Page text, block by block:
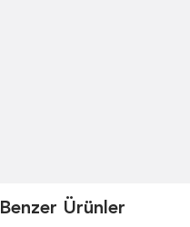
Benzer Ürünler